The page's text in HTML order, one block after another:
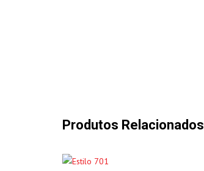
Produtos Relacionados